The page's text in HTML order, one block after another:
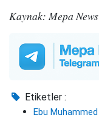
Kaynak: Mepa News
Etiketler :
Ebu Muhammed